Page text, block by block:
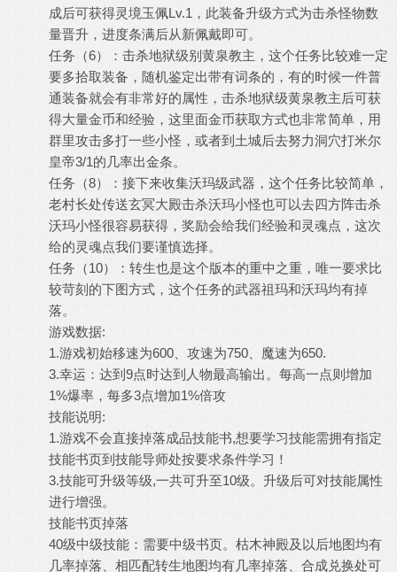
成后可获得灵境玉佩Lv.1，此装备升级方式为击杀怪物数
量晋升，进度条满后从新佩戴即可。
任务（6）：击杀地狱级别黄泉教主，这个任务比较难一定
要多拾取装备，随机鉴定出带有词条的，有的时候一件普
通装备就会有非常好的属性，击杀地狱级黄泉教主后可获
得大量金币和经验，这里面金币获取方式也非常简单，用
群里攻击多打一些小怪，或者到土城后去努力洞穴打米尔
皇帝3/1的几率出金条。
任务（8）：接下来收集沃玛级武器，这个任务比较简单，
老村长处传送玄冥大殿击杀沃玛小怪也可以去四方阵击杀
沃玛小怪很容易获得，奖励会给我们经验和灵魂点，这次
给的灵魂点我们要谨慎选择。
任务（10）：转生也是这个版本的重中之重，唯一要求比
较苛刻的下图方式，这个任务的武器祖玛和沃玛均有掉
落。
游戏数据:
1.游戏初始移速为600、攻速为750、魔速为650.
3.幸运：达到9点时达到人物最高输出。每高一点则增加
1%爆率，每多3点增加1%倍攻
技能说明:
1.游戏不会直接掉落成品技能书,想要学习技能需拥有指定
技能书页到技能导师处按要求条件学习！
3.技能可升级等级,一共可升至10级。升级后可对技能属性
进行增强。
技能书页掉落
40级中级技能：需要中级书页。枯木神殿及以后地图均有
几率掉落、相匹配转生地图均有几率掉落、合成兑换处可